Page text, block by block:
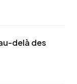
delà des